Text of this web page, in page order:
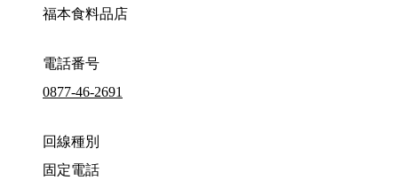
福本食料品店
電話番号
0877-46-2691
回線種別
固定電話